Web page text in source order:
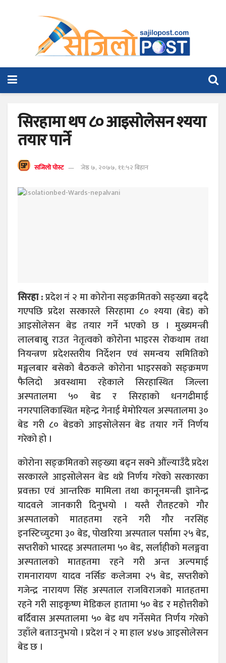
सिरहामा थप ८० आइसोलेसन श्यया
तयार पार्ने
सजिलो पोस्ट जेष्ठ ७, २०७७, ११:५२ बिहान
सिरहा :प्रदेश नं २ मा कोरोना सङ्क्रमितको सङ्ख्या बढ्दै
गएपछि प्रदेश सरकारले सिरहामा ८० श्यया (बेड) को
आइसोलेसन बेड तयार गर्ने भएको छ । मुख्यमन्त्री
लालबाबु राउत नेतृत्वको कोरोना भाइरस रोकथाम तथा
नियन्त्रण प्रदेशस्तरीय निर्देशन एवं समन्वय समितिको
मङ्गलबार बसेको बैठकले कोरोना भाइरसको सङ्क्रमण
फैलिदो अवस्थामा रहेकाले सिरहास्थित जिल्ला
अस्पतालमा ५० बेड र सिरहाको धनगढीमाई
नगरपालिकास्थित महेन्द्र गेनाई मेमोरियल अस्पतालमा ३०
बेड गरी ८० बेडको आइसोलेसन बेड तयार गर्ने निर्णय
गरेको हो ।
कोरोना सङ्क्रमितको सङ्ख्या बढ्न सक्ने औंल्याउँदै प्रदेश
सरकारले आइसोलेसन बेड थप्ने निर्णय गरेको सरकारका
प्रवक्ता एवं आन्तरिक मामिला तथा कानूनमन्त्री ज्ञानेन्द्र
यादवले जानकारी दिनुभयो । यस्तै रौतहटको गौर
अस्पतालको मातहतमा रहने गरी गौर नरसिंह
इनस्टिच्युटमा ३० बेड, पोखरिया अस्पताल पर्सामा २५ बेड,
सप्तरीको भारदह अस्पतालमा ५० बेड, सर्लाहीको मलङ्गवा
अस्पतालको मातहतमा रहने गरी अन्त अल्पमाई
रामनारायण यादव नर्सिङ कलेजमा २५ बेड, सप्तरीको
गजेन्द्र नारायण सिंह अस्पताल राजविराजको मातहतमा
रहने गरी साइकृष्ण मेडिकल हातामा ५० बेड र महोत्तरीको
बर्दिवास अस्पतालमा ५० बेड थप गर्नेसमेत निर्णय गरेको
उहाँले बताउनुभयो । प्रदेश नं २ मा हाल ४४७ आइसोलेसन
बेड छ ।